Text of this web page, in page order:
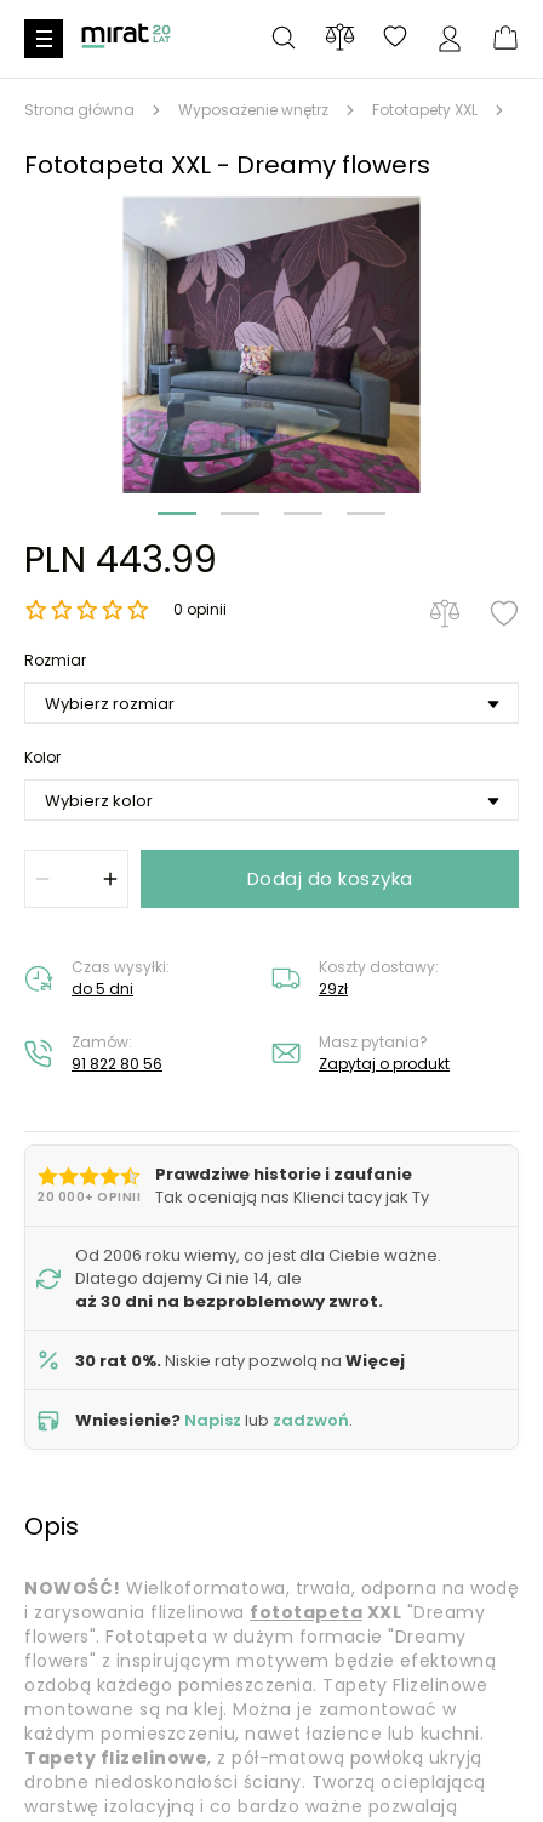
Strona główna Wyposażenie wnętrz Fototapety XXL
Fototapeta XXL - Dreamy flowers
PLN 443.99
0 opinii
Rozmiar
Kolor
Dodaj do koszyka
Czas wysyłki:
do 5 dni
Koszty dostawy:
29zł
Zamów:
91 822 80 56
Masz pytania?
Zapytaj o produkt
20 000+ OPINII
Prawdziwe historie i zaufanie
Tak oceniają nas Klienci tacy jak Ty
Od 2006 roku wiemy, co jest dla Ciebie ważne.
Dlatego dajemy Ci nie 14, ale
aż 30 dni na bezproblemowy zwrot.
30 rat 0%.Niskie raty pozwolą na Więcej
Wniesienie? Napisz lub zadzwoń.
Opis
NOWOŚĆ! Wielkoformatowa, trwała, odporna na wodę
i zarysowania flizelinowa fototapeta XXL "Dreamy
flowers". Fototapeta w dużym formacie "Dreamy
flowers" z inspirującym motywem będzie efektowną
ozdobą każdego pomieszczenia. Tapety Flizelinowe
montowane są na klej. Można je zamontować w
każdym pomieszczeniu, nawet łazience lub kuchni.
Tapety flizelinowe, z pół-matową powłoką ukryją
drobne niedoskonałości ściany. Tworzą ocieplającą
warstwę izolacyjną i co bardzo ważne pozwalają